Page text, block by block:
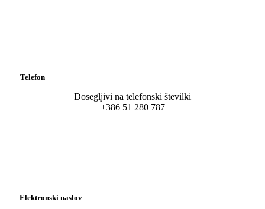
Telefon
Dosegljivi na telefonski številki
+386 51 280 787
Elektronski naslov